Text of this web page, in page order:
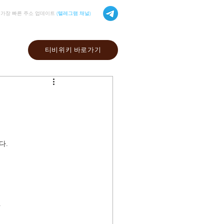
가장 빠른 주소 업데이트 (텔레그램 채널)
티비위키 바로가기
.